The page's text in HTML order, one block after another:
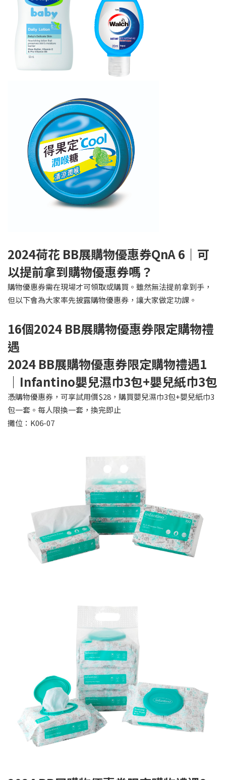
2024荷花 BB展購物優惠券QnA 6｜可
以提前拿到購物優惠券嗎？
購物優惠券需在現場才可領取或購買。雖然無法提前拿到手，
但以下會為大家率先披露購物優惠券，讓大家做定功課。
16個2024 BB展購物優惠券限定購物禮
遇
2024 BB展購物優惠券限定購物禮遇1
｜Infantino嬰兒濕巾3包+嬰兒紙巾3包
憑購物優惠券，可享試用價$28，購買嬰兒濕巾3包+嬰兒紙巾3
包一套。每人限換一套，換完即止
攤位：K06-07